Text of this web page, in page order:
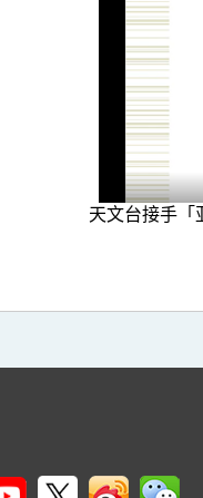
天文台接手「